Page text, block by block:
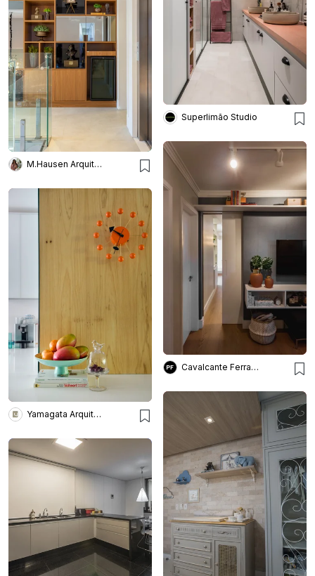
Superlimão Studio
M.Hausen Arquitetura
Cavalcante Ferraz Arquitetura + Design
Yamagata Arquitetura